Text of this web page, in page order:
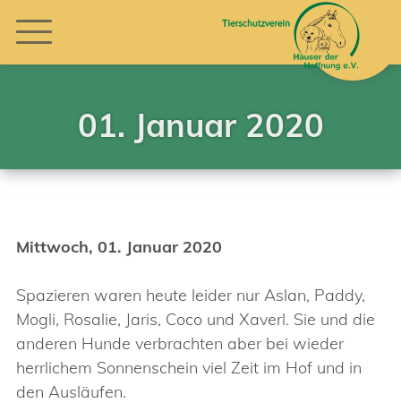
01. Januar 2020
Mittwoch, 01. Januar 2020
Spazieren waren heute leider nur Aslan, Paddy,
Mogli, Rosalie, Jaris, Coco und Xaverl. Sie und die
anderen Hunde verbrachten aber bei wieder
herrlichem Sonnenschein viel Zeit im Hof und in
den Ausläufen.